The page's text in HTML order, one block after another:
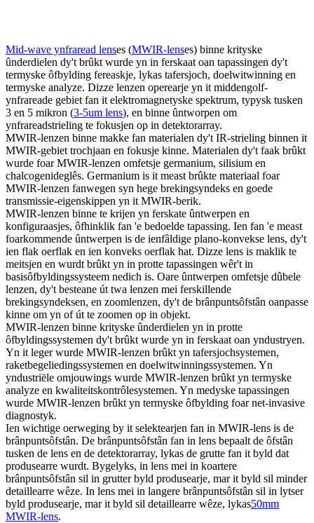
Mid-wave ynfraread lenses (MWIR-lenses) binne krityske
ûnderdielen dy't brûkt wurde yn in ferskaat oan tapassingen dy't
termyske ôfbylding fereaskje, lykas tafersjoch, doelwitwinning en
termyske analyze. Dizze lenzen operearje yn it middengolf-
ynfrareade gebiet fan it elektromagnetyske spektrum, typysk tusken
3 en 5 mikron (3-5um lens), en binne ûntworpen om
ynfrareadstrieling te fokusjen op in detektorarray.
MWIR-lenzen binne makke fan materialen dy't IR-strieling binnen it
MWIR-gebiet trochjaan en fokusje kinne. Materialen dy't faak brûkt
wurde foar MWIR-lenzen omfetsje germanium, silisium en
chalcogenideglês. Germanium is it meast brûkte materiaal foar
MWIR-lenzen fanwegen syn hege brekingsyndeks en goede
transmissie-eigenskippen yn it MWIR-berik.
MWIR-lenzen binne te krijen yn ferskate ûntwerpen en
konfiguraasjes, ôfhinklik fan 'e bedoelde tapassing. Ien fan 'e meast
foarkommende ûntwerpen is de ienfâldige plano-konvekse lens, dy't
ien flak oerflak en ien konveks oerflak hat. Dizze lens is maklik te
meitsjen en wurdt brûkt yn in protte tapassingen wêr't in
basisôfbyldingssysteem nedich is. Oare ûntwerpen omfetsje dûbele
lenzen, dy't besteane út twa lenzen mei ferskillende
brekingsyndeksen, en zoomlenzen, dy't de brânpuntsôfstân oanpasse
kinne om yn of út te zoomen op in objekt.
MWIR-lenzen binne krityske ûnderdielen yn in protte
ôfbyldingssystemen dy't brûkt wurde yn in ferskaat oan yndustryen.
Yn it leger wurde MWIR-lenzen brûkt yn tafersjochsystemen,
raketbegeliedingssystemen en doelwitwinningssystemen. Yn
yndustriële omjouwings wurde MWIR-lenzen brûkt yn termyske
analyze en kwaliteitskontrôlesystemen. Yn medyske tapassingen
wurde MWIR-lenzen brûkt yn termyske ôfbylding foar net-invasive
diagnostyk.
Ien wichtige oerweging by it selektearjen fan in MWIR-lens is de
brânpuntsôfstân. De brânpuntsôfstân fan in lens bepaalt de ôfstân
tusken de lens en de detektorarray, lykas de grutte fan it byld dat
produsearre wurdt. Bygelyks, in lens mei in koartere
brânpuntsôfstân sil in grutter byld produsearje, mar it byld sil minder
detaillearre wêze. In lens mei in langere brânpuntsôfstân sil in lytser
byld produsearje, mar it byld sil detaillearre wêze, lykas50mm
MWIR-lens.